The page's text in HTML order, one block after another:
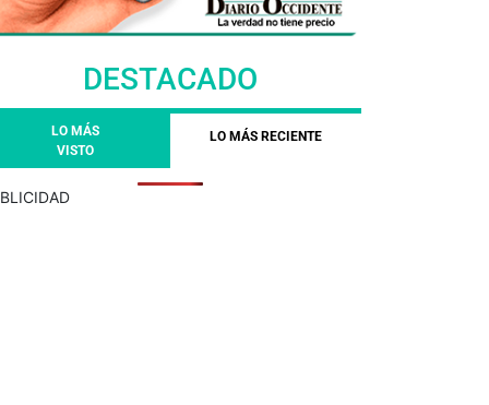
DESTACADO
LO MÁS
VISTO
LO MÁS RECIENTE